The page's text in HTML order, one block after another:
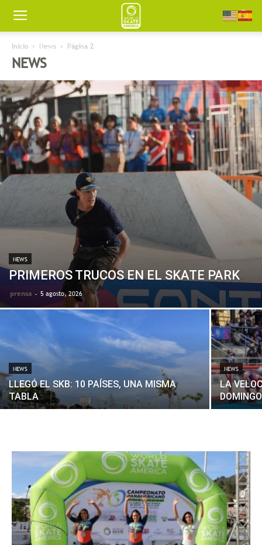
Worldskate
America
Inicio News Página 2
NEWS
NEWS
PRIMEROS TRUCOS EN EL SKATE PARK
prensa - 5 agosto, 2026
NEWS
LLEGÓ EL SKB: 10 PAÍSES, UNA MISMA
TABLA
NEWS
LA